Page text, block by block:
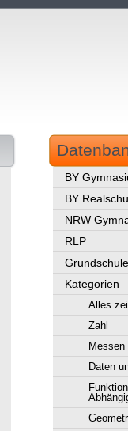
BY
BY
NRW
RLP
Grundschule
Kategorien
Alles
Zahl
Messen
Daten